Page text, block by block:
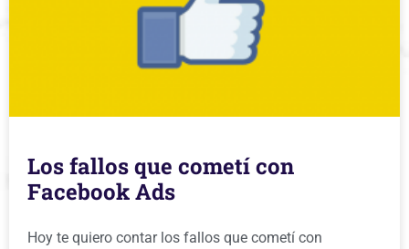
Los fallos que cometí con
Facebook Ads
Hoy te quiero contar los fallos que cometí con